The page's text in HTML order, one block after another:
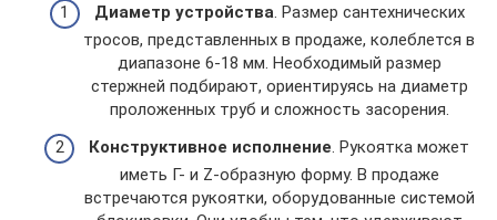
Диаметр устройства. Размер сантехнических
тросов, представленных в продаже, колеблется в
диапазоне 6-18 мм. Необходимый размер
стержней подбирают, ориентируясь на диаметр
проложенных труб и сложность засорения.
Конструктивное исполнение. Рукоятка может
иметь Г- и Z-образную форму. В продаже
встречаются рукоятки, оборудованные системой